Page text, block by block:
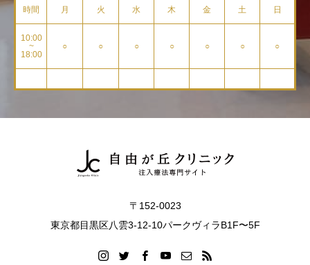
時間 月 火 水 木 金 土 日
10:00
~
18:00
○ ○ ○ ○ ○ ○ ○
〒152-0023
東京都目黒区八雲3-12-10パークヴィラB1F〜5F